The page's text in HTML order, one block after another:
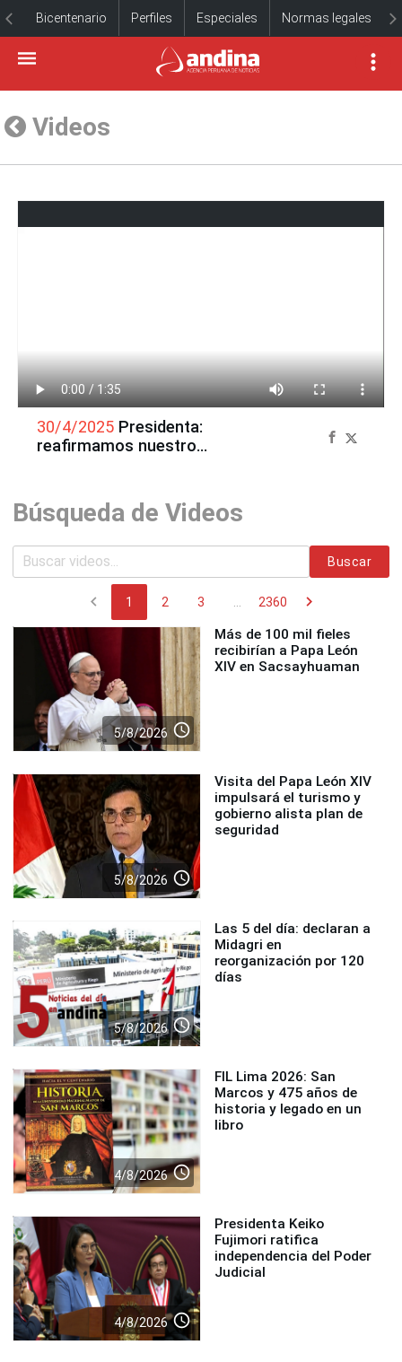
Bicentenario Perfiles Especiales Normas legales
Videos
30/4/2025 Presidenta:
reafirmamos nuestro
Búsqueda de Videos
Buscar
chevron_left 1 2 3 2360 chevron_right
5/8/2026 access_time
Más de 100 mil fieles
recibirían a Papa León
XIV en Sacsayhuaman
5/8/2026 access_time
Visita del Papa León XIV
impulsará el turismo y
gobierno alista plan de
seguridad
5/8/2026 access_time
Las 5 del día: declaran a
Midagri en
reorganización por 120
días
4/8/2026 access_time
FIL Lima 2026: San
Marcos y 475 años de
historia y legado en un
libro
4/8/2026 access_time
Presidenta Keiko
Fujimori ratifica
independencia del Poder
Judicial